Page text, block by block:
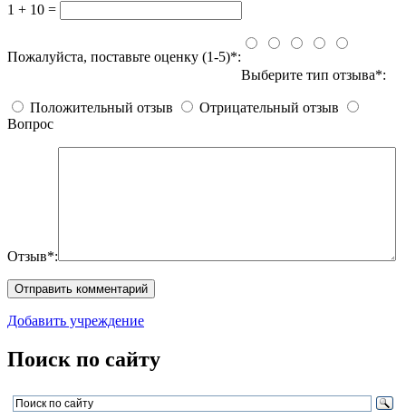
1 + 10 =
Пожалуйста, поставьте оценку (1-5)*:
Выберите тип отзыва*:
Положительный отзыв
Отрицательный отзыв
Вопрос
Отзыв*:
Добавить учреждение
Поиск по сайту